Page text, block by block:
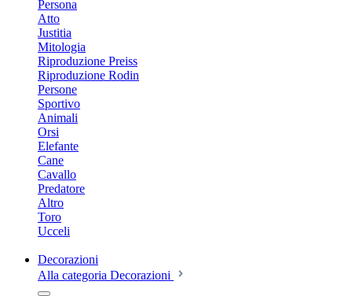
Persona
Atto
Justitia
Mitologia
Riproduzione Preiss
Riproduzione Rodin
Persone
Sportivo
Animali
Orsi
Elefante
Cane
Cavallo
Predatore
Altro
Toro
Ucceli
Decorazioni
Alla categoria Decorazioni